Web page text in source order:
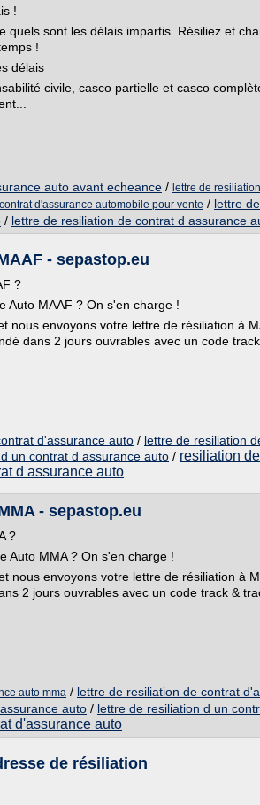
!
quels sont les délais impartis. Résiliez et
!
délais
civile, casco partielle et casco
auto avant echeance / lettre de
d'assurance automobile pour vente / lettre de
/ lettre de resiliation de contrat d assurance
- sepastop.eu
?
Auto MAAF ? On s'en charge !
nous envoyons votre lettre de résiliation à
dans 2 jours ouvrables avec un code track
d'assurance auto / lettre de resiliation
un contrat d assurance auto / resiliation
d assurance auto
- sepastop.eu
?
Auto MMA ? On s'en charge !
nous envoyons votre lettre de résiliation à
2 jours ouvrables avec un code track &
auto mma / lettre de resiliation de contrat
auto / lettre de resiliation d un
d'assurance auto
de résiliation